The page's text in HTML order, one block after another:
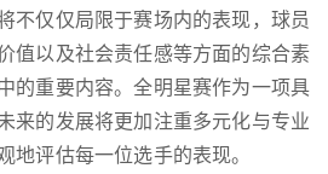
不仅仅局限于赛场内的表现，球员
值以及社会责任感等方面的综合素
的重要内容。全明星赛作为一项具
来的发展将更加注重多元化与专业
评估每一位选手的表现。